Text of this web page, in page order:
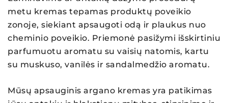
metu kremas tepamas produktų poveikio
zonoje, siekiant apsaugoti odą ir plaukus nuo
cheminio poveikio. Priemonė pasižymi išskirtiniu
parfumuotu aromatu su vaisių natomis, kartu
su muskuso, vanilės ir sandalmedžio aromatu.
Mūsų apsauginis argano kremas yra patikimas